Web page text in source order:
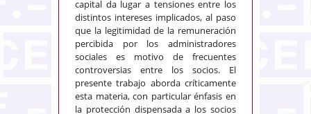
capital da lugar a tensiones entre los
distintos intereses implicados, al paso
que la legitimidad de la remuneración
percibida por los administradores
sociales es motivo de frecuentes
controversias entre los socios. El
presente trabajo aborda críticamente
esta materia, con particular énfasis en
la protección dispensada a los socios